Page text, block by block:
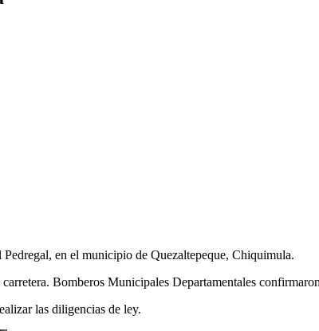
en el municipio de Quezaltepeque, Chiquimula.
Bomberos Municipales Departamentales
las diligencias de ley.